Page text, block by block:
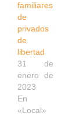
familiares
de
privados
de
libertad
31 de
enero de
2023
En
«Local»